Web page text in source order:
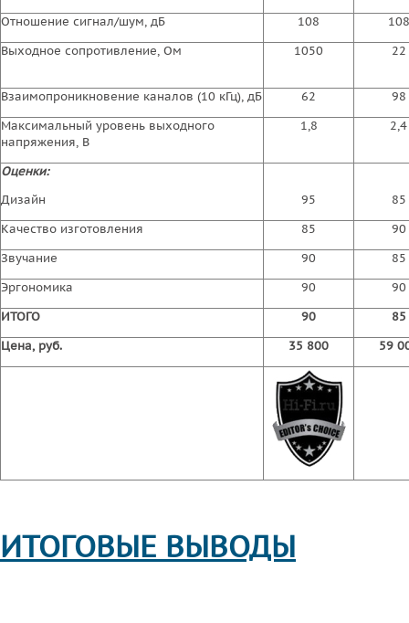
Отношение сигнал/шум, дБ 108
108
Выходное сопротивление, Ом
1050 22
Взаимопроникновение каналов (10 кГц), дБ 62
98
Максимальный уровень выходного
напряжения, В
1,8 2,4
Оценки:
Дизайн
95
85
Качество изготовления
85
90
Звучание
90
85
Эргономика
90
90
ИТОГО
90
85
Цена, руб.
35 800 59
ИТОГОВЫЕ ВЫВОДЫ